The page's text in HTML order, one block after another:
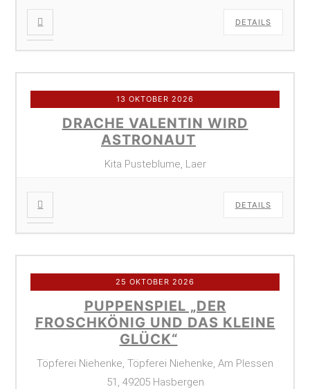
DETAILS
13 OKTOBER 2026
DRACHE VALENTIN WIRD
ASTRONAUT
Kita Pusteblume, Laer
DETAILS
25 OKTOBER 2026
PUPPENSPIEL „DER
FROSCHKÖNIG UND DAS KLEINE
GLÜCK“
Töpferei Niehenke, Töpferei Niehenke, Am Plessen
51, 49205 Hasbergen